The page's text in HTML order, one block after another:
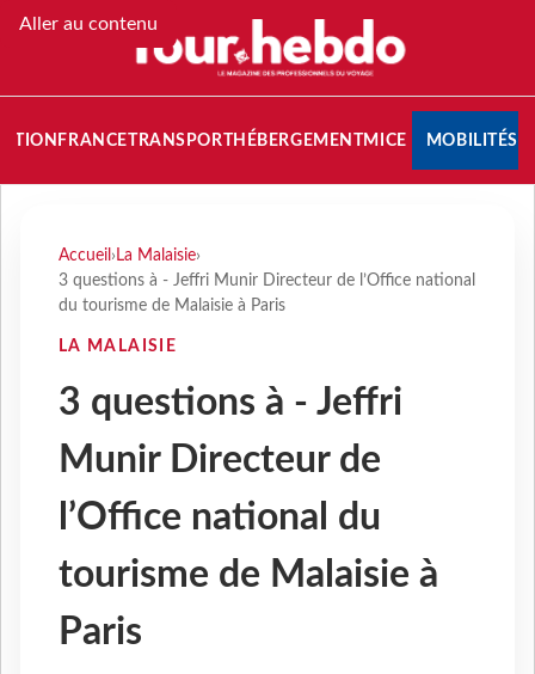
Aller au contenu
FRANCETRANSPORT HÉBERGEMENTMICE MOBILITÉS
Accueil › La Malaisie›
3 questions à - Jeffri Munir Directeur de l’Office national
du tourisme de Malaisie à Paris
LA MALAISIE
3 questions à - Jeffri
Munir Directeur de
l’Office national du
tourisme de Malaisie à
Paris